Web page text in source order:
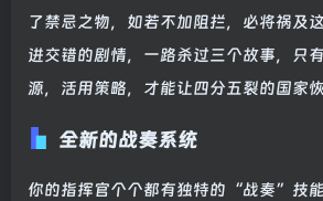
了禁忌之物，如若不加阻拦，必将祸及
进交错的剧情，一路杀过三个故事，只
源，活用策略，才能让四分五裂的国
全新的战奏系统
你的指挥官个个都有独特的“战奏”技